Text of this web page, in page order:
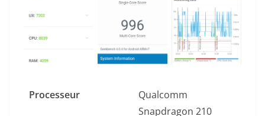
Processeur
Qualcomm
Snapdragon 210